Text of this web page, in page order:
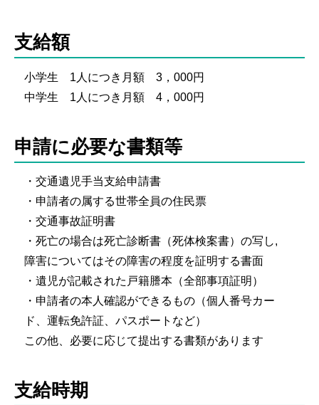
支給額
小学生 1人につき月額 3，000円
中学生 1人につき月額 4，000円
申請に必要な書類等
・交通遺児手当支給申請書
・申請者の属する世帯全員の住民票
・交通事故証明書
・死亡の場合は死亡診断書（死体検案書）の写し,
障害についてはその障害の程度を証明する書面
・遺児が記載された戸籍謄本（全部事項証明）
・申請者の本人確認ができるもの（個人番号カー
ド、運転免許証、パスポートなど）
この他、必要に応じて提出する書類があります
支給時期